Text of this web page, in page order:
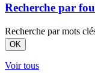
Recherche par
Recherche par mots
OK
Voir tous